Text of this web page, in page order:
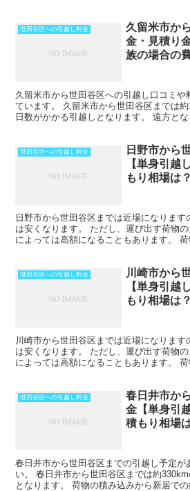
世田谷区への引越し料金
久留米市か
金・見積り
族の場合の
久留米市から世田谷区への引越し口コミや
ています。 久留米市から世田谷区までは約
日数がかかる引越しとなります。 遠方とな
世田谷区への引越し料金
日野市から
【単身引越
もり相場は？
日野市から世田谷区までは近場になります
は安くなります。 ただし、運び出す荷物
によっては高額になることもあります。 荷
世田谷区への引越し料金
川崎市から
【単身引越
もり相場は？
川崎市から世田谷区までは近場になります
は安くなります。 ただし、運び出す荷物
によっては高額になることもあります。 荷
世田谷区への引越し料金
春日井市か
金【単身引
積もり相場は
春日井市から世田谷区までの引越し予定が
い。 春日井市から世田谷区までは約
となります。 荷物の積み込みから新居での